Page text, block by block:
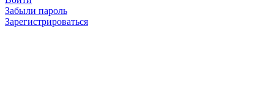
Забыли пароль
Зарегистрироваться